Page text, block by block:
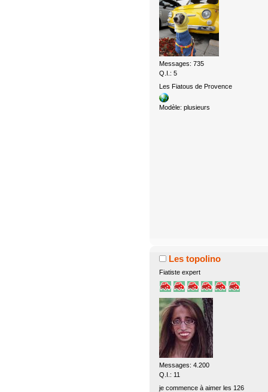
Messages: 735
Q.I.: 5
Les Fiatous de Provence
Modèle: plusieurs
Les topolino
Fiatiste expert
Messages: 4.200
Q.I.: 11
je commence à aimer les 126